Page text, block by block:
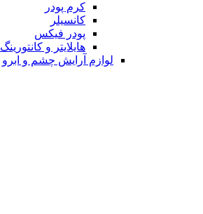
کرم پودر
کانسیلر
پودر فیکس
هایلایتر و کانتورینگ
لوازم آرایش چشم و ابرو